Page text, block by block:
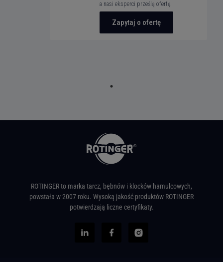
a nasi eksperci prześlą ofertę.
Zapytaj o ofertę
ROTINGER to marka tarcz, bębnów i klocków hamulcowych,
powstała w 2007 roku. Wysoką jakość produktów ROTINGER
potwierdzają liczne certyfikaty.